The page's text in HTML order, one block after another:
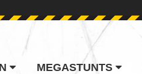
MEGASTUNTS